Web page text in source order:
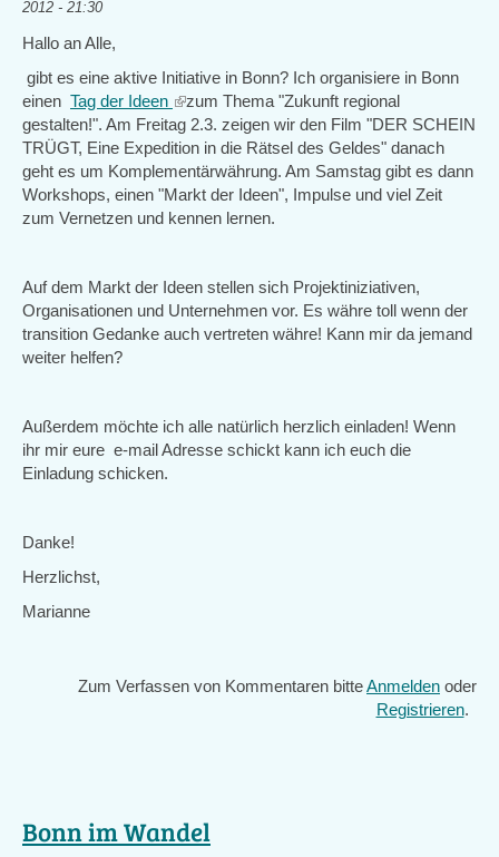
2012 - 21:30
Hallo an Alle,
gibt es eine aktive Initiative in Bonn? Ich organisiere in Bonn
einen Tag der Ideen (link
is
external)
zum Thema "Zukunft regional
gestalten!". Am Freitag 2.3. zeigen wir den Film "DER SCHEIN
TRÜGT, Eine Expedition in die Rätsel des Geldes" danach
geht es um Komplementärwährung. Am Samstag gibt es dann
Workshops, einen "Markt der Ideen", Impulse und viel Zeit
zum Vernetzen und kennen lernen.
Auf dem Markt der Ideen stellen sich Projektiniziativen,
Organisationen und Unternehmen vor. Es währe toll wenn der
transition Gedanke auch vertreten währe! Kann mir da jemand
weiter helfen?
Außerdem möchte ich alle natürlich herzlich einladen! Wenn
ihr mir eure e-mail Adresse schickt kann ich euch die
Einladung schicken.
Danke!
Herzlichst,
Marianne
Zum Verfassen von Kommentaren bitteAnmelden oder
Registrieren.
Bonn im Wandel